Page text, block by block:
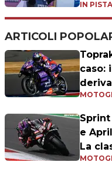
IN PISTA
ARTICOLI
caso:
e
La